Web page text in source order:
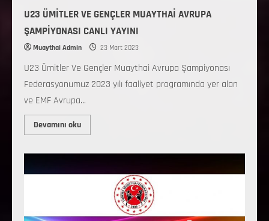
U23 ÜMİTLER VE GENÇLER MUAYTHAİ AVRUPA
ŞAMPİYONASI CANLI YAYINI
Muaythai Admin 23 Mart 2023
U23 Ümitler Ve Gençler Muaythai Avrupa Şampiyonası
Federasyonumuz 2023 yılı faaliyet programında yer alan
ve EMF Avrupa...
Devamını oku